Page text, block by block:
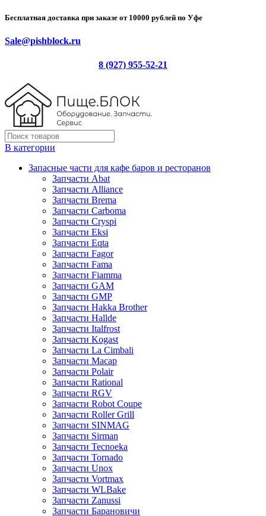
Бесплатная доставка при заказе от 10000 рублей по Уфе
Sale@pishblock.ru
8 (927) 955-52-21
В категории
Запасные части для кафе баров и ресторанов
Запчасти Abat
Запчасти Alliance
Запчасти Brema
Запчасти Carboma
Запчасти Cryspi
Запчасти Eksi
Запчасти Eqta
Запчасти Fagor
Запчасти Fama
Запчасти Fiamma
Запчасти GAM
Запчасти GMP
Запчасти Hakka Brother
Запчасти Hallde
Запчасти Italfrost
Запчасти Kogast
Запчасти La Cimbali
Запчасти Macap
Запчасти Polair
Запчасти Rational
Запчасти RGV
Запчасти Robot Coupe
Запчасти Roller Grill
Запчасти SINMAG
Запчасти Sirman
Запчасти Tecnoeka
Запчасти Tornado
Запчасти Unox
Запчасти Vortmax
Запчасти WLBake
Запчасти Zanussi
Запчасти Барановичи